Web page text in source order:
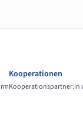
Kooperationen
Kooperationspartner:in